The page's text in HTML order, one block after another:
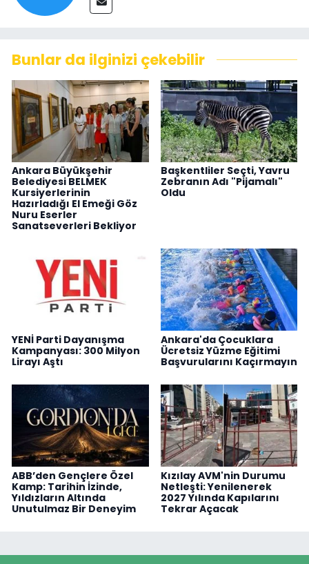
Bunlar da ilginizi çekebilir
Ankara Büyükşehir
Belediyesi BELMEK
Kursiyerlerinin
Hazırladığı El Emeği Göz
Nuru Eserler
Sanatseverleri Bekliyor
Başkentliler Seçti, Yavru
Zebranın Adı "Pijamalı"
Oldu
YENİ Parti Dayanışma
Kampanyası: 300 Milyon
Lirayı Aştı
Ankara'da Çocuklara
Ücretsiz Yüzme Eğitimi
Başvurularını Kaçırmayın
ABB’den Gençlere Özel
Kamp: Tarihin İzinde,
Yıldızların Altında
Unutulmaz Bir Deneyim
Kızılay AVM'nin Durumu
Netleşti: Yenilenerek
2027 Yılında Kapılarını
Tekrar Açacak